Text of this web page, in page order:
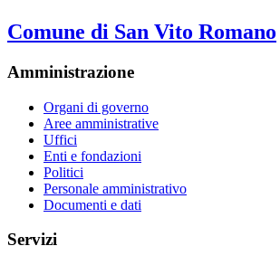
Comune di San Vito Romano
Amministrazione
Organi di governo
Aree amministrative
Uffici
Enti e fondazioni
Politici
Personale amministrativo
Documenti e dati
Servizi